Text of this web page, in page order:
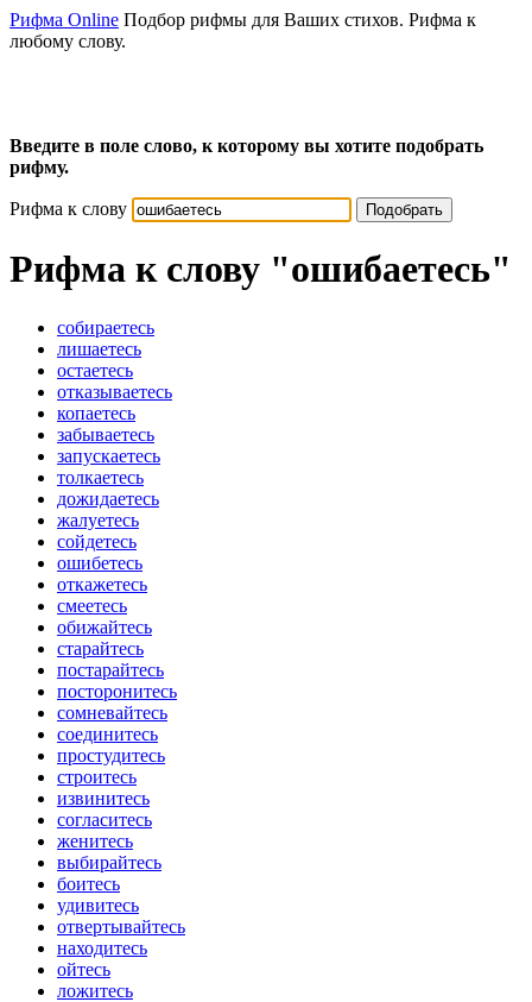
Рифма Online Подбор рифмы для Ваших стихов. Рифма к
любому слову.
Введите в поле слово, к которому вы хотите подобрать
рифму.
Рифма к слову Подобрать
Рифма к слову "ошибаетесь"
собираетесь
лишаетесь
остаетесь
отказываетесь
копаетесь
забываетесь
запускаетесь
толкаетесь
дожидаетесь
жалуетесь
сойдетесь
ошибетесь
откажетесь
смеетесь
обижайтесь
старайтесь
постарайтесь
посторонитесь
сомневайтесь
соединитесь
простудитесь
строитесь
извинитесь
согласитесь
женитесь
выбирайтесь
боитесь
удивитесь
отвертывайтесь
находитесь
ойтесь
ложитесь